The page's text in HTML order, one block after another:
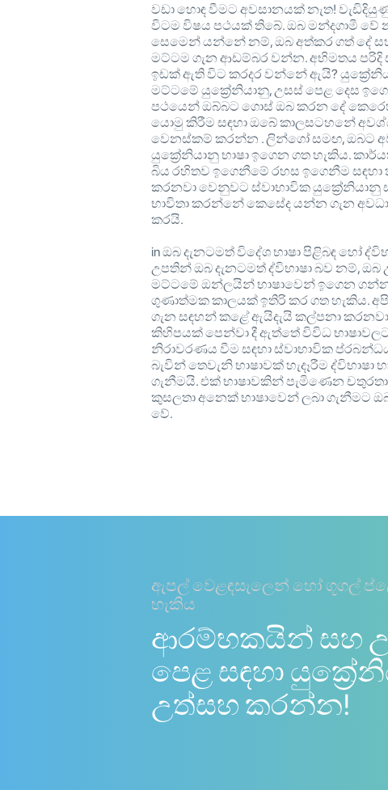
වඩා හොඳ වීමට අවසානයක් නැත!
විටම විෂය පථයක් තිබේ. ඔබ මන්දගාමී වේ
සෙමෙන් යන්නේ නම්, ඔබ අත්කර ගත් දේ
මට්ටම ගැන ආඩම්බර වන්න. අභිමතය පරිදි
ඉඩක් ඇති විට කරදර වන්නේ ඇයි?
මට්ටමේ යුක්‍රේනියානු, උසස් පෙළ දෙස
පථයෙන් ඔබ්බට ගොස් ඔබ කරන දේ
යොමු කිරීම සඳහා ඔබේ කාලසටහනේ
වෙනස්කම් කරන්න . ලින්ගෝ සමඟ, ඔබට
යුක්‍රේනියානු භාෂා ඉගෙන ගත හැකිය.
බිය රහිතව ඉගෙනීමේ රහස ඉගෙනීම සඳහා
කරනවා වෙනුවට ස්වාභාවික යුක්‍රේනියානු
භාවිතා කරන්නේ කෙසේද යන්න ගැන
කරයි.
in ඔබ දැනටමත් විදේශ භාෂා පිළිබඳ හෝ
උපතින් ඔබ දැනටමත් ද්විභාෂා බව නම්, ඔබ
මට්ටමේ ඔන්ලයින් භාෂාවෙන් ඉගෙන
ගුණාත්මක කාලයක් ඉතිරි කර ගත හැකිය. අපි
ගැන සඳහන් කළේ ඇයිදැයි කල්පනා
කිහිපයක් පෙන්වා දී ඇත්තේ විවිධ
නිරාවරණය වීම සඳහා ස්වාභාවික
බැවින් තෙවැනි භාෂාවක් හැදෑරීම ද්විභාෂා
ගැනීමයි. එක් භාෂාවකින් පැමිණෙන
කුසලතා අනෙක් භාෂාවෙන් ලබා ගැනීමට
වේ.
ඇපල් වෙළඳසැලෙන් හෝ ගූගල්
හැකිය
ආරම්භකයින් සහ
පෙළ සඳහා
උත්සහ කරන්න!